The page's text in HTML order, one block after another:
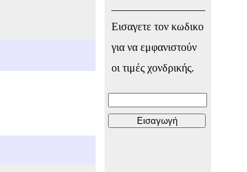
Εισαγετε τον κωδικο
για να εμφανιστούν
οι τιμές χονδρικής.